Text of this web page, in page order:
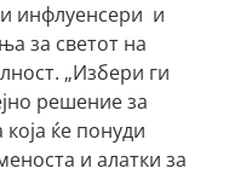
инфлуенсери и
за светот на
„Избери ги
решение за
ќе понуди
и алатки за